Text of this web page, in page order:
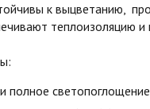
к выцветанию,
теплоизоляцию
полное